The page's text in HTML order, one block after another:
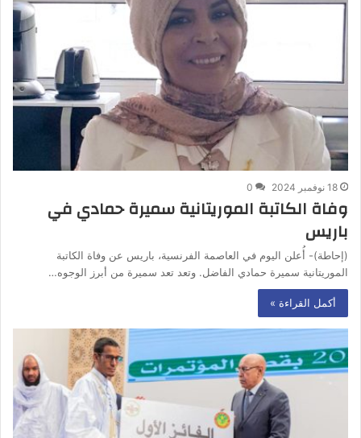
18 نوفمبر 2024 0
وفاة الكاتبة الموريتانية سميرة حمادي في
باريس
(إحاطة)- أُعلن اليوم في العاصمة الفرنسية، باريس عن وفاة الكاتبة
الموريتانية سميرة حمادي الفاضل. وتعد تعد سميرة من أبرز الوجوه…
أكمل القراءة »